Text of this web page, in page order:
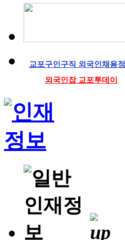
교포구인구직 외국인채용
외국인잡 교포투데이